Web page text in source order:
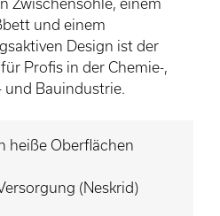
und einem
Design ist der
Profis in der Chemie-,
und Bauindustrie.
heiße Oberflächen
(Neskrid)